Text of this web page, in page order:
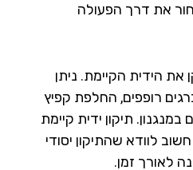
דרך הפעולה
הקיימת. ניתן
החלפת קפיץ
תיקון ידית קיימת
שהתיקון יסודי
זמן.